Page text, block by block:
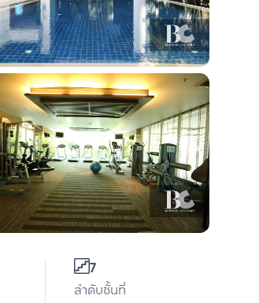
7
ลำดับชั้นที่